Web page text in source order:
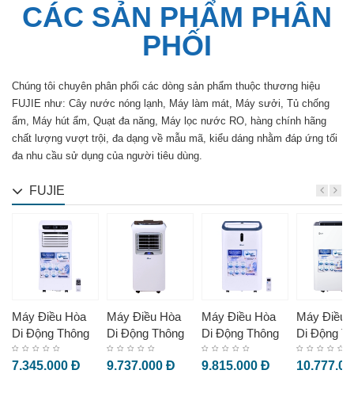
CÁC SẢN PHẨM PHÂN
PHỐI
Chúng tôi chuyên phân phối các dòng sản phẩm thuộc thương hiệu
FUJIE như: Cây nước nóng lạnh, Máy làm mát, Máy sưởi, Tủ chống
ẩm, Máy hút ẩm, Quạt đa năng, Máy lọc nước RO, hàng chính hãng
chất lượng vượt trội, đa dạng về mẫu mã, kiểu dáng nhằm đáp ứng tối
đa nhu cầu sử dụng của người tiêu dùng.
FUJIE
Máy Điều Hòa
Di Động Thông
Minh FujiE
MPAC10
7.345.000 Đ
Máy Điều Hòa
Di Động Thông
Minh FujiE
MPAC12B
9.737.000 Đ
Máy Điều Hòa
Di Động Thông
Minh FujiE
MPAC12
9.815.000 Đ
Máy Điều
Di Động
Minh FujiE
MPAC14